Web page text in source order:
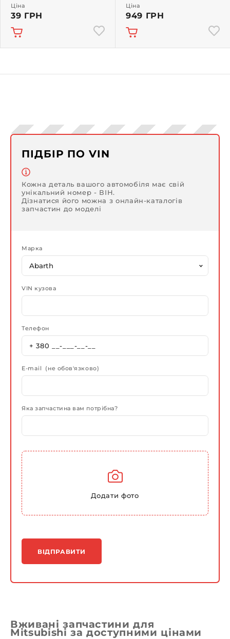
Ціна
39 ГРН
Ціна
949 ГРН
ПІДБІР ПО VIN
Кожна деталь вашого автомобіля має свій
унікальний номер - ВІН.
Дізнатися його можна з онлайн-каталогів
запчастин до моделі
Марка
VIN кузова
Телефон
E-mail (не обов'язково)
Яка запчастина вам потрібна?
Додати фото
ВІДПРАВИТИ
Вживані запчастини для
Mitsubishi за доступними цінами